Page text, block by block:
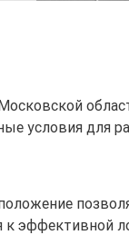
условия для
эффективной